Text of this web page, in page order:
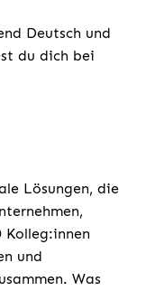
Deutsch und
du dich bei
Lösungen, die
Kolleg:innen
und
Was